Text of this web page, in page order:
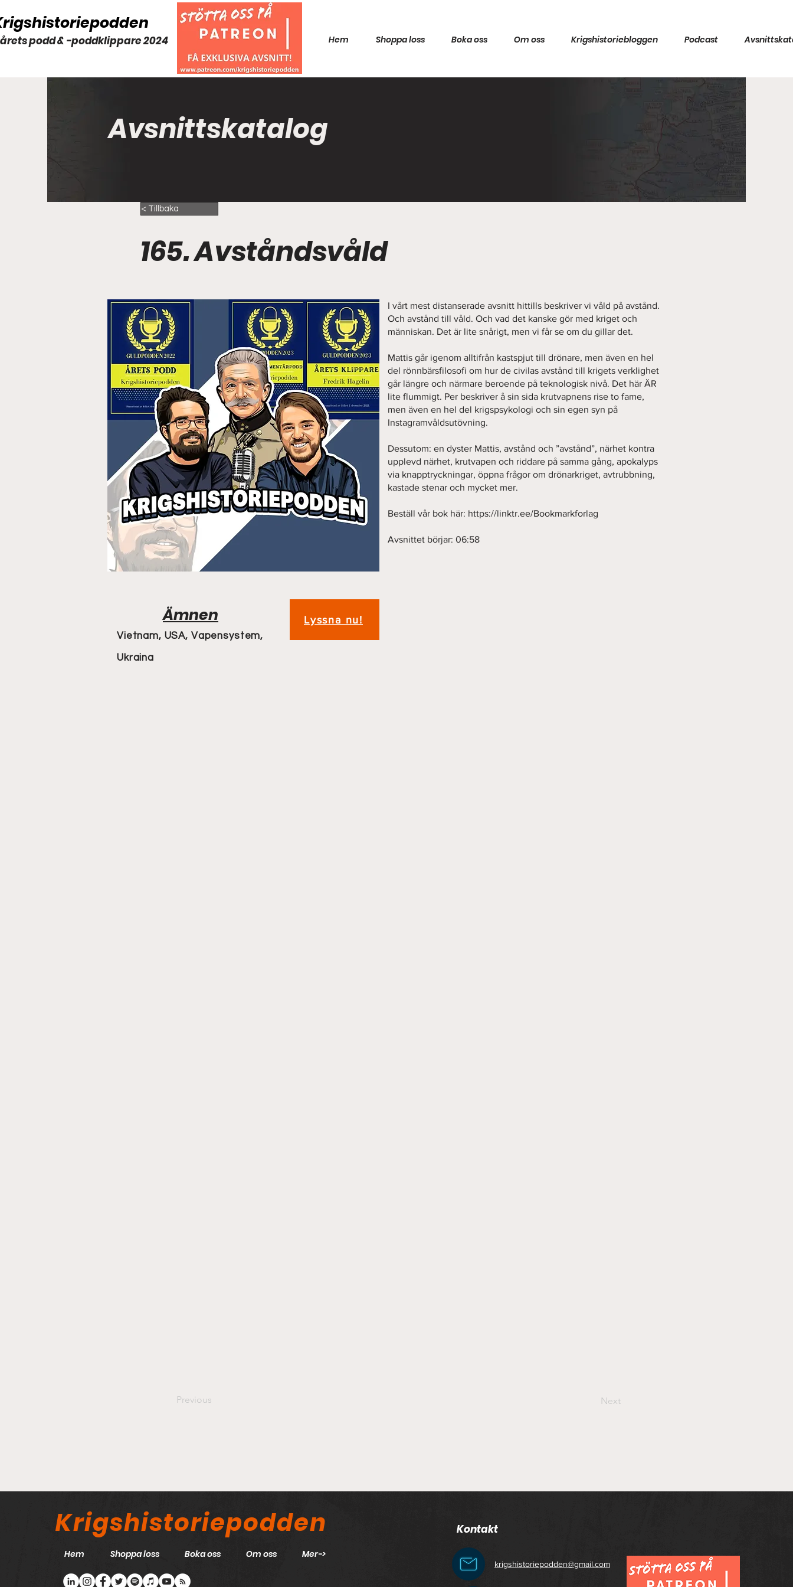
podd & -poddklippare 2024 Hem Shoppa loss Boka oss Om oss Krigshistoriebloggen Podcast
< Tillbaka
165. Avståndsvåld
Ämnen
Vietnam, USA, Vapensystem,
Ukraina
Lyssna nu!
I vårt mest distanserade avsnitt hittills beskriver vi våld på avstånd.
Och avstånd till våld. Och vad det kanske gör med kriget och
människan. Det är lite snårigt, men vi får se om du gillar det.
Mattis går igenom alltifrån kastspjut till drönare, men även en hel
del rönnbärsfilosofi om hur de civilas avstånd till krigets verklighet
går längre och närmare beroende på teknologisk nivå. Det här ÄR
lite flummigt. Per beskriver å sin sida krutvapnens rise to fame,
men även en hel del krigspsykologi och sin egen syn på
Instagramvåldsutövning.
Dessutom: en dyster Mattis, avstånd och ”avstånd”, närhet kontra
upplevd närhet, krutvapen och riddare på samma gång, apokalyps
via knapptryckningar, öppna frågor om drönarkriget, avtrubbning,
kastade stenar och mycket mer.
Beställ vår bok här: https://linktr.ee/Bookmarkforlag
Avsnittet börjar: 06:58
Previous Next
Avsnittskatalog
Krigshistoriepodden
Hem Shoppa loss Boka oss Om oss Mer->
Kontakt
krigshistoriepodden@gmail.com